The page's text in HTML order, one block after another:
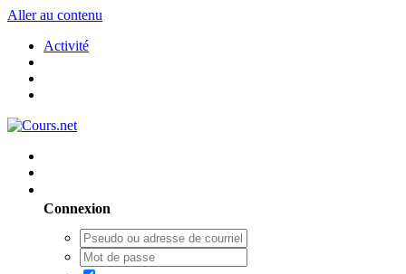
Aller au contenu
Activité
Connexion